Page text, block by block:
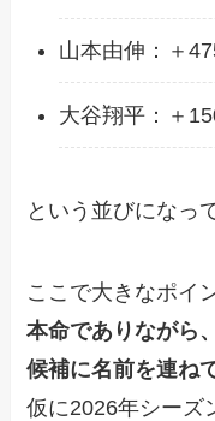
山本由伸：＋
大谷翔平：＋
という並びになっ
ここで大きなポイ
本命でありながら
候補に名前を連ね
仮に2026年シーズ